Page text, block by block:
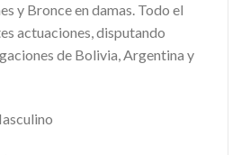
y Bronce en damas. Todo el
actuaciones, disputando
de Bolivia, Argentina y